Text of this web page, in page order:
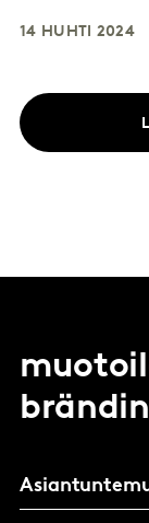
14 HUHTI 2024